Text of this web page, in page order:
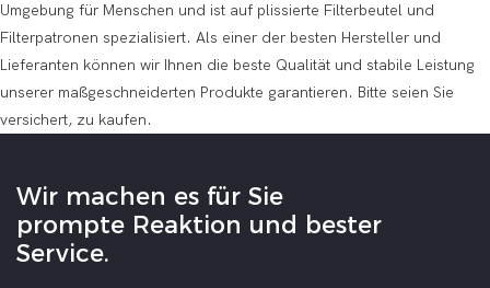
Umgebung für Menschen und ist auf plissierte Filterbeutel und
Filterpatronen spezialisiert. Als einer der besten Hersteller und
Lieferanten können wir Ihnen die beste Qualität und stabile Leistung
unserer maßgeschneiderten Produkte garantieren. Bitte seien Sie
versichert, zu kaufen.
Wir machen es für Sie
prompte Reaktion und bester
Service.